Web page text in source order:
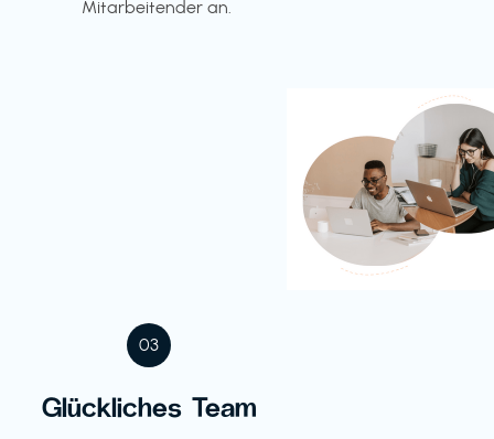
Mitarbeitender an.
03
Glückliches Team